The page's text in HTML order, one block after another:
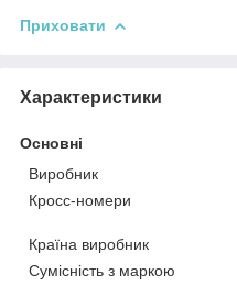
Приховати
Характеристики
Основні
Виробник
Кросс-номери
Країна виробник
Сумісність з маркою